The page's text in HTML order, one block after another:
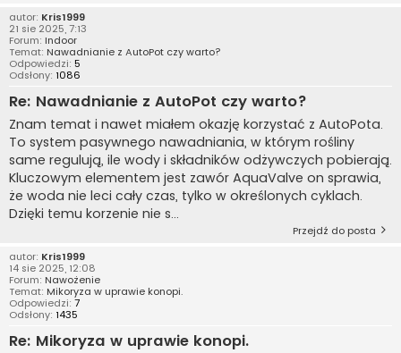
autor: Kris1999
21 sie 2025, 7:13
Forum: Indoor
Temat: Nawadnianie z AutoPot czy warto?
Odpowiedzi: 5
Odsłony: 1086
Re: Nawadnianie z AutoPot czy warto?
Znam temat i nawet miałem okazję korzystać z AutoPota.
To system pasywnego nawadniania, w którym rośliny
same regulują, ile wody i składników odżywczych pobierają.
Kluczowym elementem jest zawór AquaValve on sprawia,
że woda nie leci cały czas, tylko w określonych cyklach.
Dzięki temu korzenie nie s...
Przejdź do posta
autor: Kris1999
14 sie 2025, 12:08
Forum: Nawożenie
Temat: Mikoryza w uprawie konopi.
Odpowiedzi: 7
Odsłony: 1435
Re: Mikoryza w uprawie konopi.